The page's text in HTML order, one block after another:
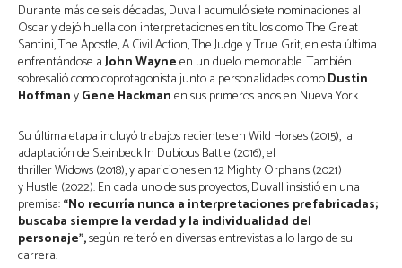
Durante más de seis décadas, Duvall acumuló siete nominaciones al
Oscar y dejó huella con interpretaciones en títulos como The Great
Santini, The Apostle, A Civil Action, The Judge y True Grit, en esta última
enfrentándose aJohn Wayneen un duelo memorable. También
sobresalió como coprotagonista junto a personalidades comoDustin
HoffmanyGene Hackmanen sus primeros años en Nueva York.
Su última etapa incluyó trabajos recientes en Wild Horses (2015), la
adaptación de Steinbeck In Dubious Battle (2016), el
thriller Widows (2018), y apariciones en 12 Mighty Orphans (2021)
y Hustle (2022). En cada uno de sus proyectos, Duvall insistió en una
premisa:“No recurría nunca a interpretaciones prefabricadas;
buscaba siempre la verdad y la individualidad del
personaje”,según reiteró en diversas entrevistas a lo largo de su
carrera.